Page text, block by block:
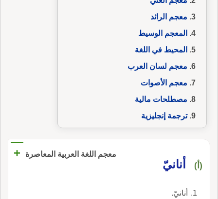
معجم الرائد
المعجم الوسيط
المحيط في اللغة
معجم لسان العرب
معجم الأصوات
مصطلحات مالية
ترجمة إنجليزية
معجم اللغة العربية المعاصرة +
(أ) أنانيّ
أنانيّ.